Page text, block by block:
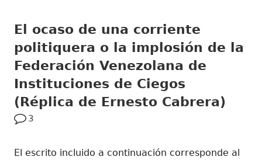
El ocaso de una corriente
politiquera o la implosión de la
Federación Venezolana de
Instituciones de Ciegos
(Réplica de Ernesto Cabrera)
3
El escrito incluido a continuación corresponde al